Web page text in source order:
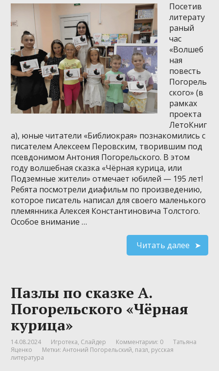
Посетив
литерату
раный
час
«Волшеб
ная
повесть
Погорель
ского» (в
рамках
проекта
ЛетоКниг
а), юные читатели «Библиокрая» познакомились с
писателем Алексеем Перовским, творившим под
псевдонимом Антония Погорельского. В этом
году волшебная сказка «Чёрная курица, или
Подземные жители» отмечает юбилей — 195 лет!
Ребята посмотрели диафильм по произведению,
которое писатель написал для своего маленького
племянника Алексея Константиновича Толстого.
Особое внимание …
Читать далее
Пазлы по сказке А.
Погорельского «Чёрная
курица»
14.08.2024 Игротека, Слайдер Комментарии: 0
Татьяна
Яценко
Метки:Антоний Погорельский, пазл, русская
литература